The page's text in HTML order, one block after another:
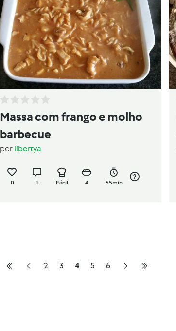
Massa com frango e molho
barbecue
por libertya
0 1 Fácil 4 55min
2 3 4 5 6